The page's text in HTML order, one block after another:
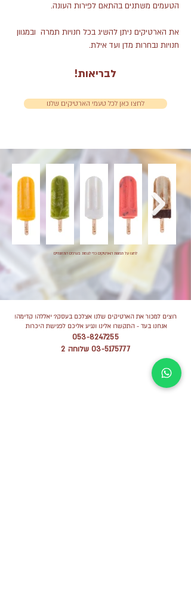
הטעמים משתנים בהתאם לפירות העונה.
את הארטיקים ניתן להשיג בכל חנויות תמרה ובמגוון
חנויות נבחרות מדן ועד אילת.
לבריאות!
לחצו כאן לכל טעמי הארטיקים שלנו
לחצו על תמונות הארטיקים כדי לצפות בערכים התזונתיים
רוצים למכור את הארטיקים שלנו אצלכם בעסק? יאללה! קדימה!
אנחנו בעד - התקשרו אלינו ונגיע אליכם לפגישת היכרות
053-8247255
03-5175777שלוחה 2